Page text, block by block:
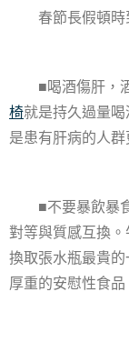
春節長假頓時
■喝酒傷肝，
椅就是持久過量
是患有肝病的人
■不要暴飲暴食
對等與質感互換
換取張水瓶最貴
厚重的安慰性食